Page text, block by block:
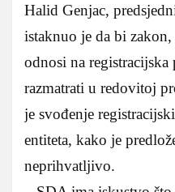
Halid Genjac,
istaknuo je da bi
odnosi na registracijska
razmatrati u redovitoj
je svođenje
entiteta, kako je
neprihvatljivo.